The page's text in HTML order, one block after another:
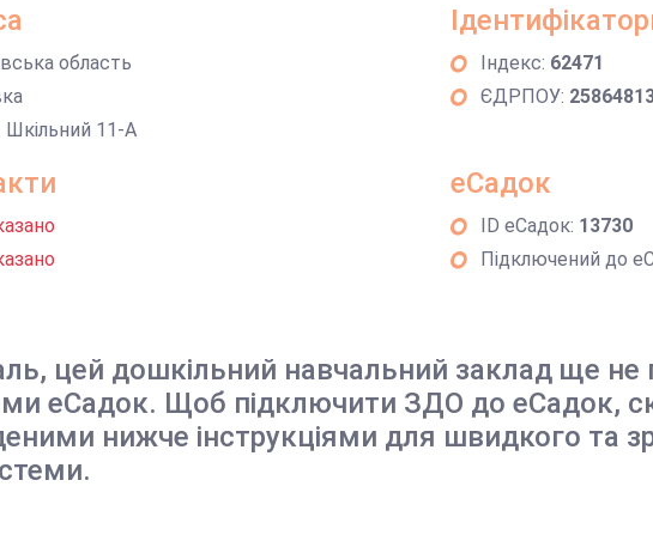
область
Шкільний 11-А
Індекс: 62471
ЄДРПОУ:
еСадок
ID еСадок: 13730
Підключений до
цей дошкільний навчальний заклад ще не
еСадок. Щоб підключити ЗДО до еСадок,
нижче інструкціями для швидкого та